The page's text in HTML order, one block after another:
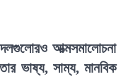
আত্মসমালোচনা
ভাষ্য, সাম্য, মানবিক